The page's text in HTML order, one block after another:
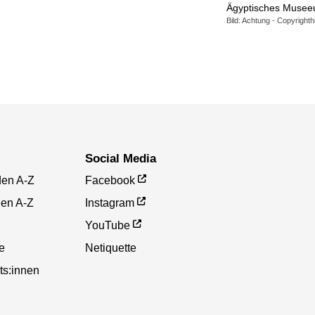
Ägyptisches
Bild: Achtung -
A-Z
A-Z
Social Media
Facebook
Instagram
YouTube
Netiquette